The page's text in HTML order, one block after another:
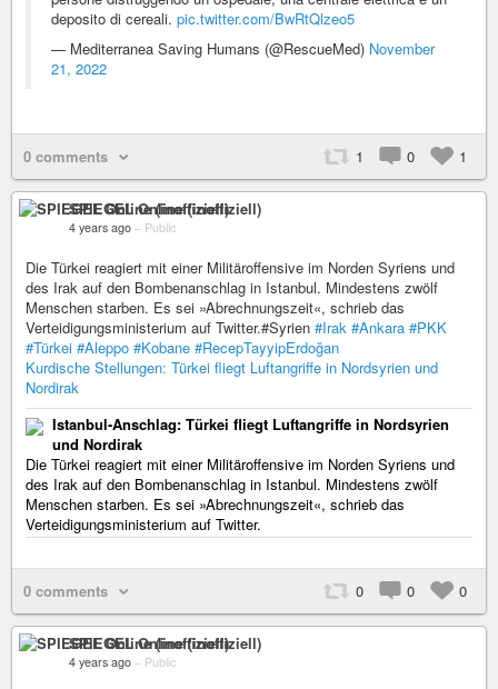
deposito di cereali. pic.twitter.com/BwRtQlzeo5
— Mediterranea Saving Humans (@RescueMed) November
21, 2022
0 comments 1 0 1
SPIEGEL Online (inoffiziell)
4 years ago – Public
Die Türkei reagiert mit einer Militäroffensive im Norden Syriens und
des Irak auf den Bombenanschlag in Istanbul. Mindestens zwölf
Menschen starben. Es sei »Abrechnungszeit«, schrieb das
Verteidigungsministerium auf Twitter.#Syrien #Irak #Ankara #PKK
#Türkei #Aleppo #Kobane #RecepTayyipErdoğan
Kurdische Stellungen: Türkei fliegt Luftangriffe in Nordsyrien und
Nordirak
Istanbul-Anschlag: Türkei fliegt Luftangriffe in Nordsyrien
und Nordirak
Die Türkei reagiert mit einer Militäroffensive im Norden Syriens und
des Irak auf den Bombenanschlag in Istanbul. Mindestens zwölf
Menschen starben. Es sei »Abrechnungszeit«, schrieb das
Verteidigungsministerium auf Twitter.
0 comments 0 0 0
SPIEGEL Online (inoffiziell)
4 years ago – Public